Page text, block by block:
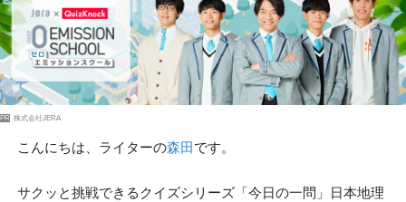
PR 株式会社JERA
こんにちは、ライターの森田です。
サクッと挑戦できるクイズシリーズ「今日の一問」日本地理